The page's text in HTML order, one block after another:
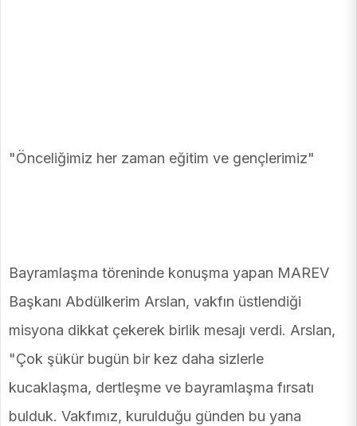
"Önceliğimiz her zaman eğitim ve gençlerimiz"
Bayramlaşma töreninde konuşma yapan MAREV
Başkanı Abdülkerim Arslan, vakfın üstlendiği
misyona dikkat çekerek birlik mesajı verdi. Arslan,
"Çok şükür bugün bir kez daha sizlerle
kucaklaşma, dertleşme ve bayramlaşma fırsatı
bulduk. Vakfımız, kurulduğu günden bu yana